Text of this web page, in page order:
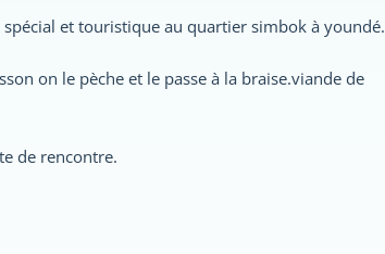
et touristique au quartier simbok à youndé.
on le pèche et le passe à la braise.viande de
de rencontre.